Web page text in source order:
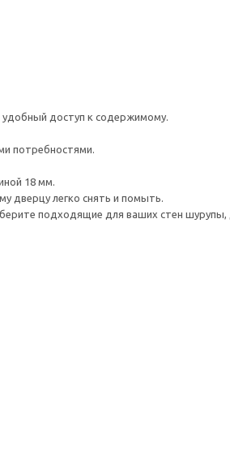
доступ к содержимому.
потребностями.
18 мм.
дверцу легко снять и помыть.
подходящие для ваших стен шурупы,